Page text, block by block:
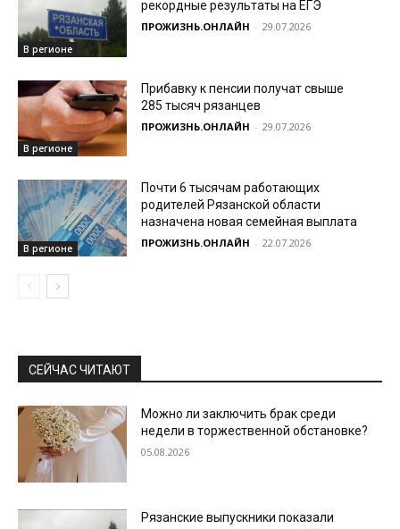
В регионе
рекордные результаты на ЕГЭ
ПРОЖИЗНЬ.ОНЛАЙН - 29.07.2026
В регионе
Прибавку к пенсии получат свыше
285 тысяч рязанцев
ПРОЖИЗНЬ.ОНЛАЙН - 29.07.2026
В регионе
Почти 6 тысячам работающих
родителей Рязанской области
назначена новая семейная выплата
ПРОЖИЗНЬ.ОНЛАЙН - 22.07.2026
СЕЙЧАС ЧИТАЮТ
Можно ли заключить брак среди
недели в торжественной обстановке?
05.08.2026
Рязанские выпускники показали